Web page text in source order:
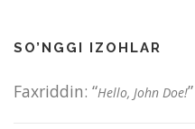
SO’NGGI IZOHLAR
Faxriddin: “Hello, John Doe!”